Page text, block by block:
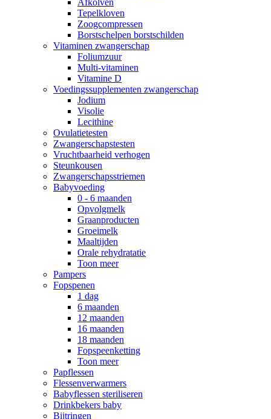
Tepelkloven
Zoogcompressen
Borstschelpen borstschilden
Vitaminen zwangerschap
Foliumzuur
Multi-vitaminen
Vitamine D
Voedingssupplementen zwangerschap
Jodium
Visolie
Lecithine
Ovulatietesten
Zwangerschapstesten
Vruchtbaarheid verhogen
Steunkousen
Zwangerschapsstriemen
Babyvoeding
0 - 6 maanden
Opvolgmelk
Graanproducten
Groeimelk
Maaltijden
Orale rehydratatie
Toon meer
Pampers
Fopspenen
1 dag
6 maanden
12 maanden
16 maanden
18 maanden
Fopspeenketting
Toon meer
Papflessen
Flessenverwarmers
Babyflessen steriliseren
Drinkbekers baby
Bijtringen